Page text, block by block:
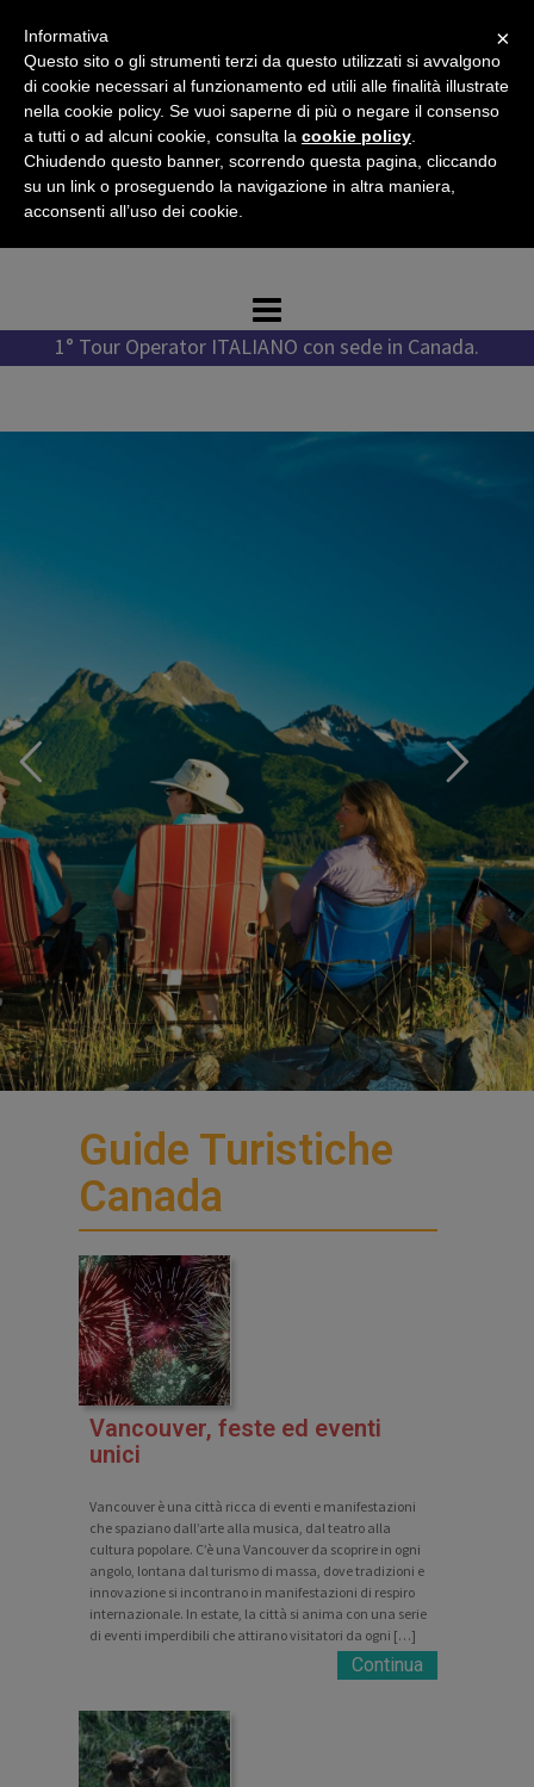
contenuto
Tel. +1 778 987 1796
Tel. +39 351 776 7276
WhatsApp +1 778 987 1796
1° Tour Operator ITALIANO con sede in Canada.
Guide Turistiche
Canada
Vancouver, feste ed eventi
unici
Vancouver è una città ricca di eventi e manifestazioni
che spaziano dall’arte alla musica, dal teatro alla
cultura popolare. C’è una Vancouver da scoprire in ogni
angolo, lontana dal turismo di massa, dove tradizioni e
innovazione si incontrano in manifestazioni di respiro
internazionale. In estate, la città si anima con una serie
di eventi imperdibili che attirano visitatori da ogni […]
Continua
×
Informativa
Questo sito o gli strumenti terzi da questo utilizzati si avvalgono
di cookie necessari al funzionamento ed utili alle finalità illustrate
nella cookie policy. Se vuoi saperne di più o negare il consenso
a tutti o ad alcuni cookie, consulta la cookie policy
Chiudendo questo banner, scorrendo questa pagina, cliccando
su un link o proseguendo la navigazione in altra maniera,
acconsenti all’uso dei cookie.